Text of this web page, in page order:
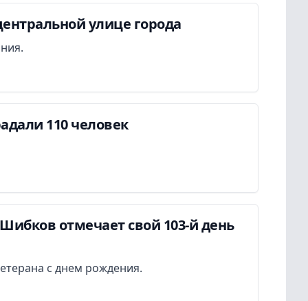
улице города
110 человек
отмечает свой 103-й день
с днем рождения.